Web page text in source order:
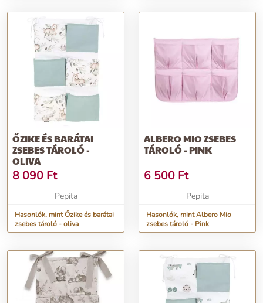
ŐZIKE ÉS BARÁTAI
ZSEBES TÁROLÓ -
OLIVA
8 090 Ft
Pepita
Hasonlók, mint Őzike és barátai
zsebes tároló - oliva
ALBERO MIO ZSEBES
TÁROLÓ - PINK
6 500 Ft
Pepita
Hasonlók, mint Albero Mio
zsebes tároló - Pink